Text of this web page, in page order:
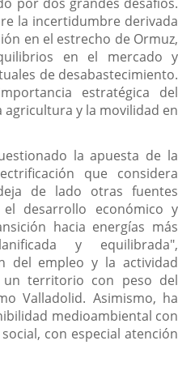
por dos grandes desafíos.
la incertidumbre derivada
en el estrecho de Ormuz,
en el mercado y
de desabastecimiento.
estratégica del
y la movilidad en
la apuesta de la
que considera
de lado otras fuentes
desarrollo económico y
hacia energías más
y equilibrada",
del empleo y la actividad
un territorio con peso del
Valladolid. Asimismo, ha
medioambiental con
con especial atención